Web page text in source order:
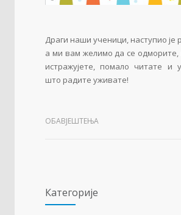
Драги наши ученици, наступио је
а ми вам желимо да се одморите,
истражујете, помало читате и
што радите уживате!
ОБАВЈЕШТЕЊА
Категорије